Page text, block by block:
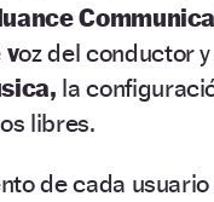
voz del conductor
la
libres.
de cada usuario